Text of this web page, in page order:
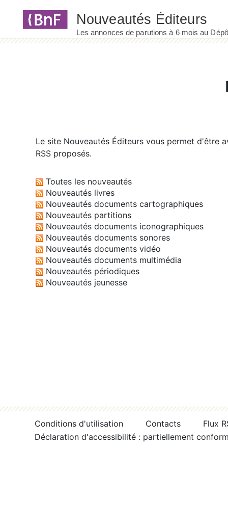
Le site Nouveautés Éditeurs vous permet d'être
RSS proposés.
Toutes les nouveautés
Nouveautés livres
Nouveautés documents cartographiques
Nouveautés partitions
Nouveautés documents iconographiques
Nouveautés documents sonores
Nouveautés documents vidéo
Nouveautés documents multimédia
Nouveautés périodiques
Nouveautés jeunesse
Conditions d'utilisation Contacts
Flux
Déclaration d'accessibilité : partiellement